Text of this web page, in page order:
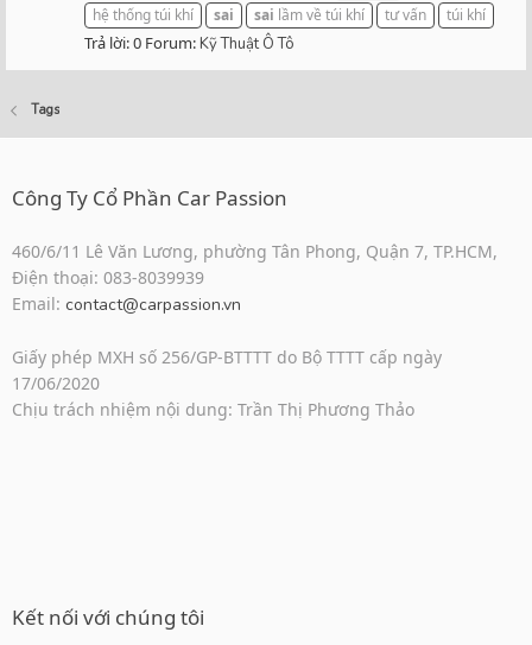
hệ thống túi khí
sai sai lầm về túi khí tư vấn túi khí
Trả lời: 0 Forum:Kỹ Thuật Ô Tô
Tags
Công Ty Cổ Phần Car Passion
460/6/11 Lê Văn Lương, phường Tân Phong, Quận 7, TP.HCM,
Điện thoại: 083-8039939
Email: contact@carpassion.vn
Giấy phép MXH số 256/GP-BTTTT do Bộ TTTT cấp ngày
17/06/2020
Chịu trách nhiệm nội dung: Trần Thị Phương Thảo
Kết nối với chúng tôi